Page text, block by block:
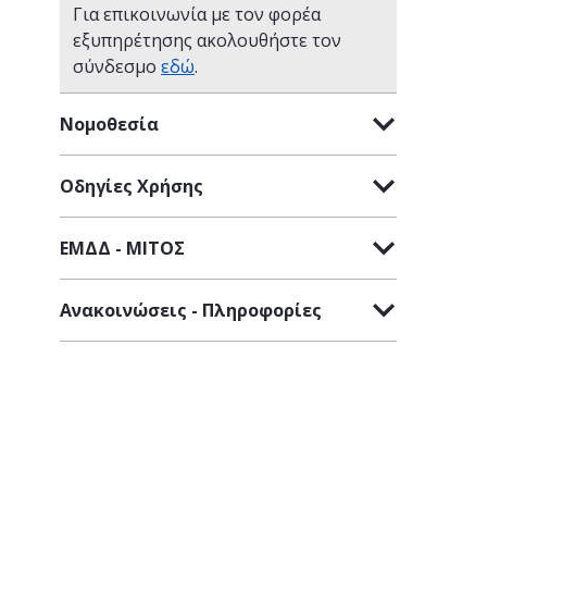
Για επικοινωνία με τον φορέα
εξυπηρέτησης ακολουθήστε τον
σύνδεσμο εδώ.
Νομοθεσία
Οδηγίες Χρήσης
ΕΜΔΔ - ΜΙΤΟΣ
Ανακοινώσεις - Πληροφορίες